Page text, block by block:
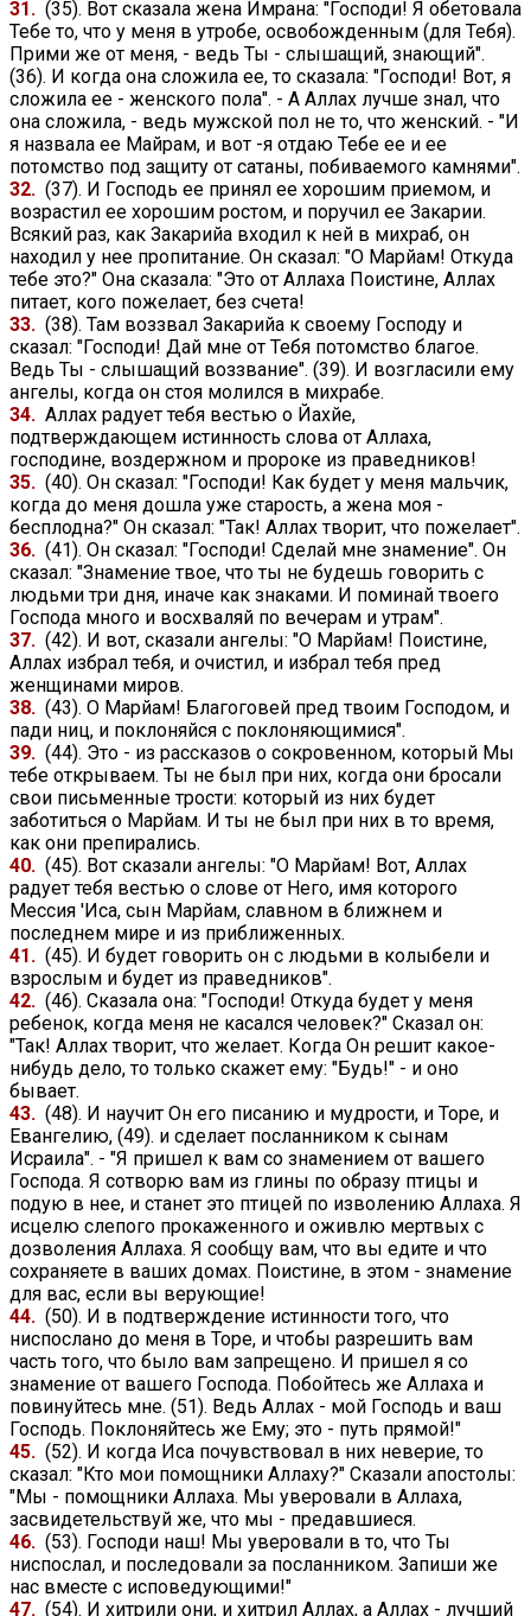
31. (35). Вот сказала жена Имрана: "Господи! Я обетовала
Тебе то, что у меня в утробе, освобожденным (для Тебя).
Прими же от меня, - ведь Ты - слышащий, знающий".
(36). И когда она сложила ее, то сказала: "Господи! Вот, я
сложила ее - женского пола". - А Аллах лучше знал, что
она сложила, - ведь мужской пол не то, что женский. - "И
я назвала ее Майрам, и вот -я отдаю Тебе ее и ее
потомство под защиту от сатаны, побиваемого камнями".
32. (37). И Господь ее принял ее хорошим приемом, и
возрастил ее хорошим ростом, и поручил ее Закарии.
Всякий раз, как Закарийа входил к ней в михраб, он
находил у нее пропитание. Он сказал: "О Марйам! Откуда
тебе это?" Она сказала: "Это от Аллаха Поистине, Аллах
питает, кого пожелает, без счета!
33. (38). Там воззвал Закарийа к своему Господу и
сказал: "Господи! Дай мне от Тебя потомство благое.
Ведь Ты - слышащий воззвание". (39). И возгласили ему
ангелы, когда он стоя молился в михрабе.
34. Аллах радует тебя вестью о Йахйе,
подтверждающем истинность слова от Аллаха,
господине, воздержном и пророке из праведников!
35. (40). Он сказал: "Господи! Как будет у меня мальчик,
когда до меня дошла уже старость, а жена моя -
бесплодна?" Он сказал: "Так! Аллах творит, что пожелает".
36. (41). Он сказал: "Господи! Сделай мне знамение". Он
сказал: "Знамение твое, что ты не будешь говорить с
людьми три дня, иначе как знаками. И поминай твоего
Господа много и восхваляй по вечерам и утрам".
37. (42). И вот, сказали ангелы: "О Марйам! Поистине,
Аллах избрал тебя, и очистил, и избрал тебя пред
женщинами миров.
38. (43). О Марйам! Благоговей пред твоим Господом, и
пади ниц, и поклоняйся с поклоняющимися".
39. (44). Это - из рассказов о сокровенном, который Мы
тебе открываем. Ты не был при них, когда они бросали
свои письменные трости: который из них будет
заботиться о Марйам. И ты не был при них в то время,
как они препирались.
40. (45). Вот сказали ангелы: "О Марйам! Вот, Аллах
радует тебя вестью о слове от Него, имя которого
Мессия 'Иса, сын Марйам, славном в ближнем и
последнем мире и из приближенных.
41. (45). И будет говорить он с людьми в колыбели и
взрослым и будет из праведников".
42. (46). Сказала она: "Господи! Откуда будет у меня
ребенок, когда меня не касался человек?" Сказал он:
"Так! Аллах творит, что желает. Когда Он решит какое-
нибудь дело, то только скажет ему: "Будь!" - и оно
бывает.
43. (48). И научит Он его писанию и мудрости, и Торе, и
Евангелию, (49). и сделает посланником к сынам
Исраила". - "Я пришел к вам со знамением от вашего
Господа. Я сотворю вам из глины по образу птицы и
подую в нее, и станет это птицей по изволению Аллаха. Я
исцелю слепого прокаженного и оживлю мертвых с
дозволения Аллаха. Я сообщу вам, что вы едите и что
сохраняете в ваших домах. Поистине, в этом - знамение
для вас, если вы верующие!
44. (50). И в подтверждение истинности того, что
ниспослано до меня в Торе, и чтобы разрешить вам
часть того, что было вам запрещено. И пришел я со
знамение от вашего Господа. Побойтесь же Аллаха и
повинуйтесь мне. (51). Ведь Аллах - мой Господь и ваш
Господь. Поклоняйтесь же Ему; это - путь прямой!"
45. (52). И когда Иса почувствовал в них неверие, то
сказал: "Кто мои помощники Аллаху?" Сказали апостолы:
"Мы - помощники Аллаха. Мы уверовали в Аллаха,
засвидетельствуй же, что мы - предавшиеся.
46. (53). Господи наш! Мы уверовали в то, что Ты
ниспослал, и последовали за посланником. Запиши же
нас вместе с исповедующими!"
47. (54). И хитрили они, и хитрил Аллах, а Аллах - лучший